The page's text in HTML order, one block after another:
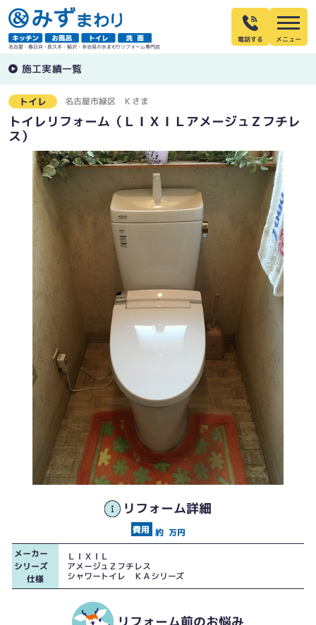
名古屋・春日井・長久手・稲沢・多治見の水まわりリフォーム専門店
電話する
施工実績一覧
トイレ 名古屋市緑区 Ｋさま
トイレリフォーム（ＬＩＸＩＬアメージュＺフチレ
ス）
リフォーム詳細
約 万円
メーカー
シリーズ
仕様
ＬＩＸＩＬ
アメージュＺフチレス
シャワートイレ ＫＡシリーズ